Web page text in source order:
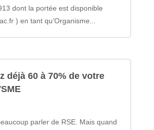
dont la portée est disponible
) en tant qu’Organisme...
déjà 60 à 70% de votre
parler de RSE. Mais quand